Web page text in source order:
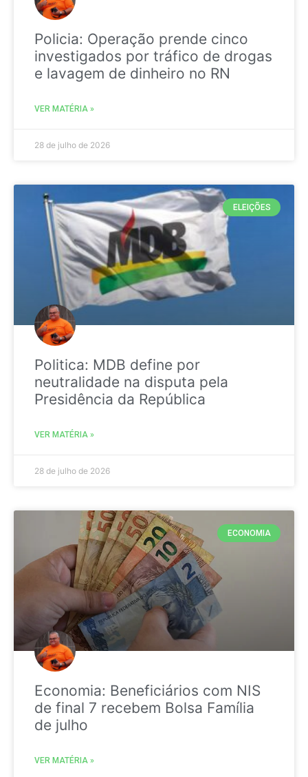
Policia: Operação prende cinco
investigados por tráfico de drogas
e lavagem de dinheiro no RN
VER MATÉRIA »
28 de julho de 2026
ELEIÇÕES
Politica: MDB define por
neutralidade na disputa pela
Presidência da República
VER MATÉRIA »
28 de julho de 2026
ECONOMIA
Economia: Beneficiários com NIS
de final 7 recebem Bolsa Família
de julho
VER MATÉRIA »